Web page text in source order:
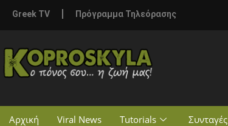
Greek TV Πρόγραμμα Τηλεόρασης
Αρχική Viral News Tutorials Συνταγές